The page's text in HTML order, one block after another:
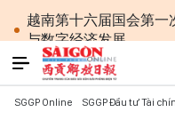
越南第十六届国会第一
与数字经济发展
越南共产党中央总
新西兰进行国事访问
为进一步深化越澳
SGGP Online SGGP Đầu tư Tài